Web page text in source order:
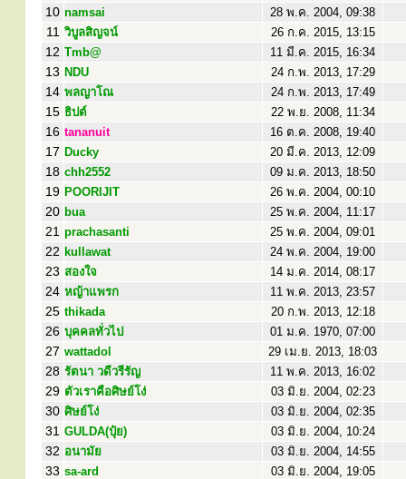
10 namsai 28 พ.ค. 2004, 09:38
11 วิบูลสิญจน์ 26 ก.ค. 2015, 13:15
12 Tmb@ 11 มี.ค. 2015, 16:34
13 NDU 24 ก.พ. 2013, 17:29
14 พลญาโณ 24 ก.พ. 2013, 17:49
15 ธิปต์ 22 พ.ย. 2008, 11:34
16 tananuit 16 ต.ค. 2008, 19:40
17 Ducky 20 มี.ค. 2013, 12:09
18 chh2552 09 ม.ค. 2013, 18:50
19 POORIJIT 26 พ.ค. 2004, 00:10
20 bua 25 พ.ค. 2004, 11:17
21 prachasanti 25 พ.ค. 2004, 09:01
22 kullawat 24 พ.ค. 2004, 19:00
23 สองใจ 14 ม.ค. 2014, 08:17
24 หญ้าแพรก 11 พ.ค. 2013, 23:57
25 thikada 20 ก.พ. 2013, 12:18
26 บุคคลทั่วไป 01 ม.ค. 1970, 07:00
27 wattadol 29 เม.ย. 2013, 18:03
28 รัตนา วดีวรีรัญ 11 พ.ค. 2013, 16:02
29 ตัวเราคือศิษย์โง่ 03 มิ.ย. 2004, 02:23
30 ศิษย์โง่ 03 มิ.ย. 2004, 02:35
31 GULDA(ปุ๋ย) 03 มิ.ย. 2004, 10:24
32 อนามัย 03 มิ.ย. 2004, 14:55
33 sa-ard 03 มิ.ย. 2004, 19:05